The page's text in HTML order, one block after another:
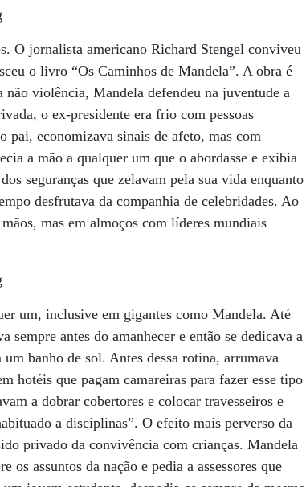
O jornalista americano Richard Stengel conviveu
o livro “Os Caminhos de Mandela”. A obra é
violência, Mandela defendeu na juventude a
o ex-presidente era frio com pessoas
pai, economizava sinais de afeto, mas com
a mão a qualquer um que o abordasse e exibia
seguranças que zelavam pela sua vida enquanto
desfrutava da companhia de celebridades. Ao
mas em almoços com líderes mundiais
um, inclusive em gigantes como Mandela. Até
antes do amanhecer e então se dedicava a
banho de sol. Antes dessa rotina, arrumava
hotéis que pagam camareiras para fazer esse tipo
a dobrar cobertores e colocar travesseiros e
a disciplinas”. O efeito mais perverso da
privado da convivência com crianças. Mandela
assuntos da nação e pedia a assessores que